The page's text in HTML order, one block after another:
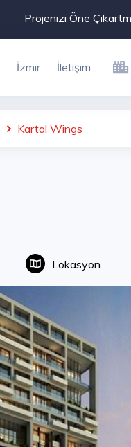
Projenizi Öne
İzmir İletişim
Kartal Wings
Lokasyon